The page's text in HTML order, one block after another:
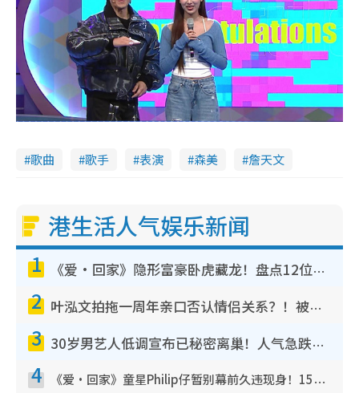
歌曲 歌手 表演 森美 詹天文
港生活人气娱乐新闻
1 《爱·回家》隐形富豪卧虎藏龙！盘点12位财气逼人的有钱艺人：这位美女3亿身家不愁做
2 叶泓文拍拖一周年亲口否认情侣关系？！被质疑感情造假竟称GM“普通同事”
3 30岁男艺人低调宣布已秘密离巢！人气急跌变失踪人口：“这几年过得并不容易”
4 《爱·回家》童星Philip仔暂别幕前久违现身！15岁近况暴风成长长高变帅气少年